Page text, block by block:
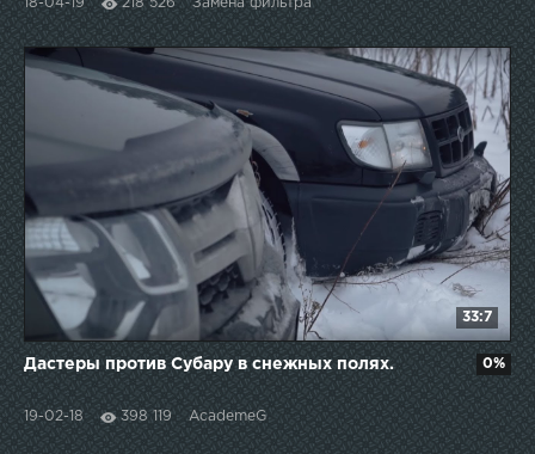
18-04-19 218 526 Замена фильтра
33:7
Дастеры против Субару в снежных полях.
19-02-18 398 119 AcademeG
0%